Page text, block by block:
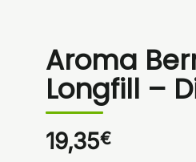
Aroma
Longfill –
19,35€